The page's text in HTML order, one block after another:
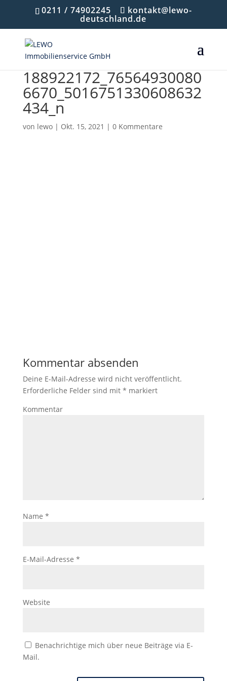
0211 / 74902245 kontakt@lewo-
deutschland.de
188922172_76564930080
6670_5016751330608632
434_n
von lewo| Okt. 15, 2021 | 0 Kommentare
Kommentar absenden
Deine E-Mail-Adresse wird nicht veröffentlicht.
Erforderliche Felder sind mit * markiert
Kommentar
Name *
E-Mail-Adresse *
Website
Benachrichtige mich über neue Beiträge via E-
Mail.